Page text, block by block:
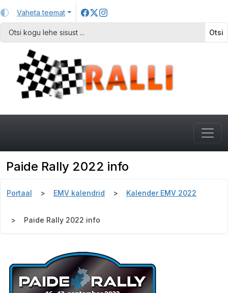
Vaheta teemat
Otsi
Paide Rally 2022 info
Portaal EMV kalendrid Kalender EMV 2022
Paide Rally 2022 info